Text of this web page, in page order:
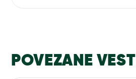
POVEZANE VESTI